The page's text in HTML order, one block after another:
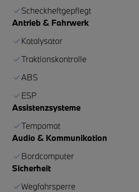
Scheckheftgepflegt
Antrieb & Fahrwerk
Katalysator
Traktionskontrolle
ABS
ESP
Assistenzsysteme
Tempomat
Audio & Kommunikation
Bordcomputer
Sicherheit
Wegfahrsperre